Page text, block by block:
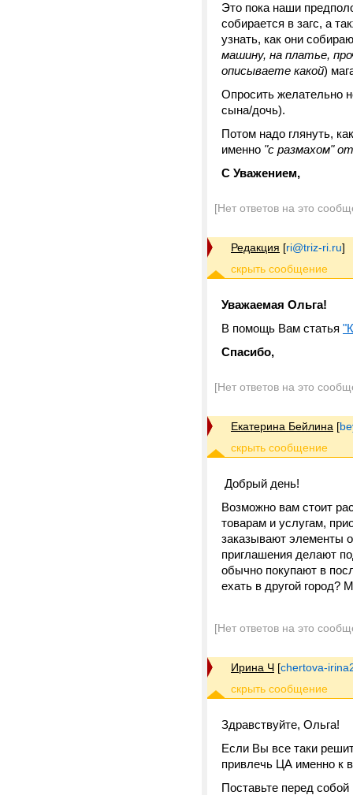
Это пока наши
собирается в загс, а
узнать, как они
машину, на платье,
описываете какой)
Опросить желательно
сына/дочь).
Потом надо глянуть,
именно "с размахом"
С Уважением,
[Нет ответов на это
Редакция [ri@triz-ri.ru]
Уважаемая Ольга!
В помощь Вам статья
Спасибо,
[Нет ответов на это
Екатерина Бейлина [
Добрый день!
Возможно вам стоит
товарам и услугам,
заказывают элементы
приглашения делают
обычно покупают в
ехать в другой город?
[Нет ответов на это
Ирина Ч [chertova-
Здравствуйте, Ольга!
Если Вы все таки
привлечь ЦА именно к
Поставьте перед собой